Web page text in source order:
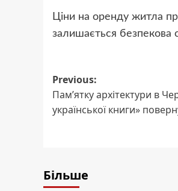
Ціни на оренду житла
залишається безпекова
Post
navigation
Previous:
Пам’ятку архітектури в
української книги»
Більше